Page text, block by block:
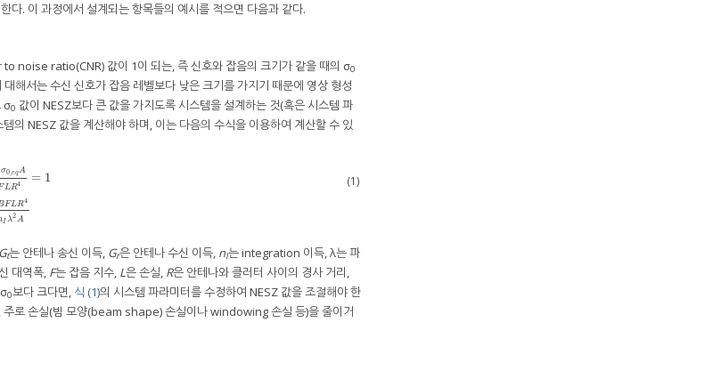
다. 이 과정에서 설계되는 항목들의 예시를 적으면 다음과 같다.
ratio(CNR) 값이 1이 되는, 즉 신호와 잡음의 크기가 같을 때의 σ0
대해서는 수신 신호가 잡음 레벨보다 낮은 크기를 가지기 때문에 영상 형성
σ0 값이 NESZ보다 큰 값을 가지도록 시스템을 설계하는 것(혹은 시스템 파
의 NESZ 값을 계산해야 하며, 이는 다음의 수식을 이용하여 계산할 수 있
σ0,eqA
LR4 = 1
FLR4
I λ2A
0,eq
(1)
Gt는 안테나 송신 이득, Gr은 안테나 수신 이득, nI는 integration 이득, λ는 파
대역폭, F는 잡음 지수, L은 손실, R은 안테나와 클러터 사이의 경사 거리,
0보다 크다면, 식 (1)의 시스템 파라미터를 수정하여 NESZ 값을 조절해야 한
주로 손실(빔 모양(beam shape) 손실이나 windowing 손실 등)을 줄이거